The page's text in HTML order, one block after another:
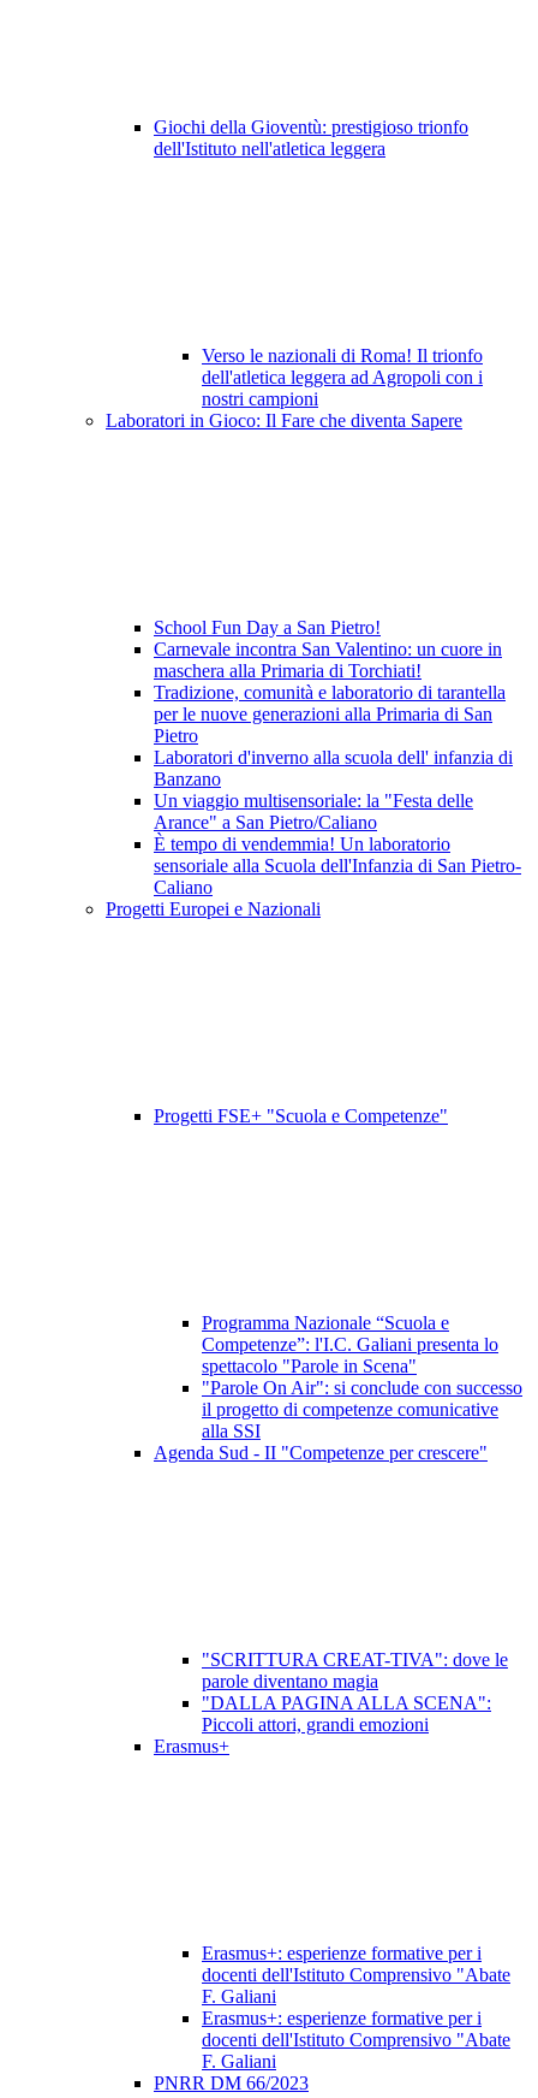
Giochi della Gioventù: prestigioso trionfo
dell'Istituto nell'atletica leggera
Verso le nazionali di Roma! Il trionfo
dell'atletica leggera ad Agropoli con i
nostri campioni
Laboratori in Gioco: Il Fare che diventa Sapere
School Fun Day a San Pietro!
Carnevale incontra San Valentino: un cuore in
maschera alla Primaria di Torchiati!
Tradizione, comunità e laboratorio di tarantella
per le nuove generazioni alla Primaria di San
Pietro
Laboratori d'inverno alla scuola dell' infanzia di
Banzano
Un viaggio multisensoriale: la "Festa delle
Arance" a San Pietro/Caliano
È tempo di vendemmia! Un laboratorio
sensoriale alla Scuola dell'Infanzia di San Pietro-
Caliano
Progetti Europei e Nazionali
Progetti FSE+ "Scuola e Competenze"
Programma Nazionale “Scuola e
Competenze”: l'I.C. Galiani presenta lo
spettacolo "Parole in Scena"
"Parole On Air": si conclude con successo
il progetto di competenze comunicative
alla SSI
Agenda Sud - II "Competenze per crescere"
"SCRITTURA CREAT-TIVA": dove le
parole diventano magia
"DALLA PAGINA ALLA SCENA":
Piccoli attori, grandi emozioni
Erasmus+
Erasmus+: esperienze formative per i
docenti dell'Istituto Comprensivo "Abate
F. Galiani
Erasmus+: esperienze formative per i
docenti dell'Istituto Comprensivo "Abate
F. Galiani
PNRR DM 66/2023